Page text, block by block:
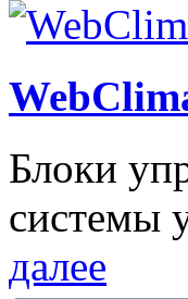
Блоки
системы
далее